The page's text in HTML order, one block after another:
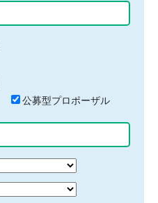
公募型プロポーザル